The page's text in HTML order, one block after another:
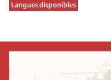
Langues disponibles